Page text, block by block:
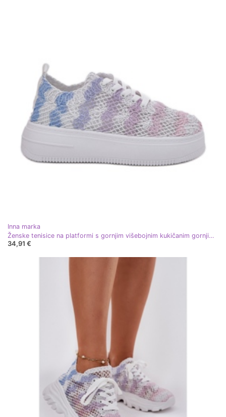
Inna marka
Ženske tenisice na platformi s gornjim višebojnim kukičanim gornjim dijelom višebojan
34,91 €